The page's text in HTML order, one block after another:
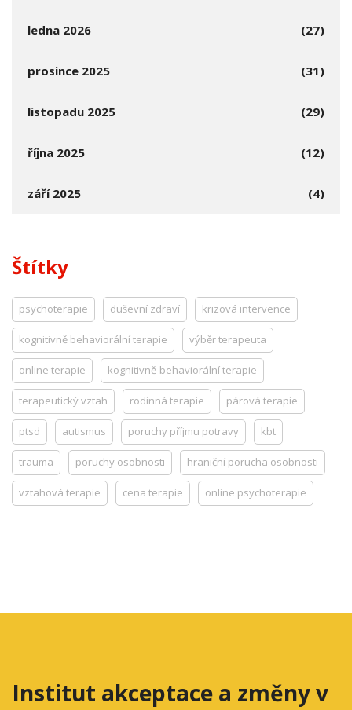
ledna 2026 (27)
prosince 2025 (31)
listopadu 2025 (29)
října 2025 (12)
září 2025 (4)
Štítky
psychoterapie duševní zdraví krizová intervence
kognitivně behaviorální terapie výběr terapeuta
online terapie kognitivně-behaviorální terapie
terapeutický vztah rodinná terapie párová terapie
ptsd autismus poruchy příjmu potravy kbt
trauma poruchy osobnosti hraniční porucha osobnosti
vztahová terapie cena terapie online psychoterapie
Institut akceptace a změny v